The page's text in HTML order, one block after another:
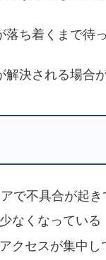
ち着くまで待
決される場合
で不具合が起き
なくなっている
クセスが集中し